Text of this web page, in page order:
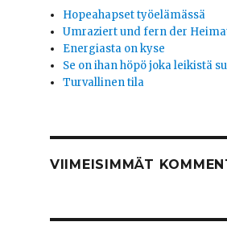
Hopeahapset työelämässä
Umraziert und fern der
Energiasta on kyse
Se on ihan höpö joka leikistä
Turvallinen tila
VIIMEISIMMÄT